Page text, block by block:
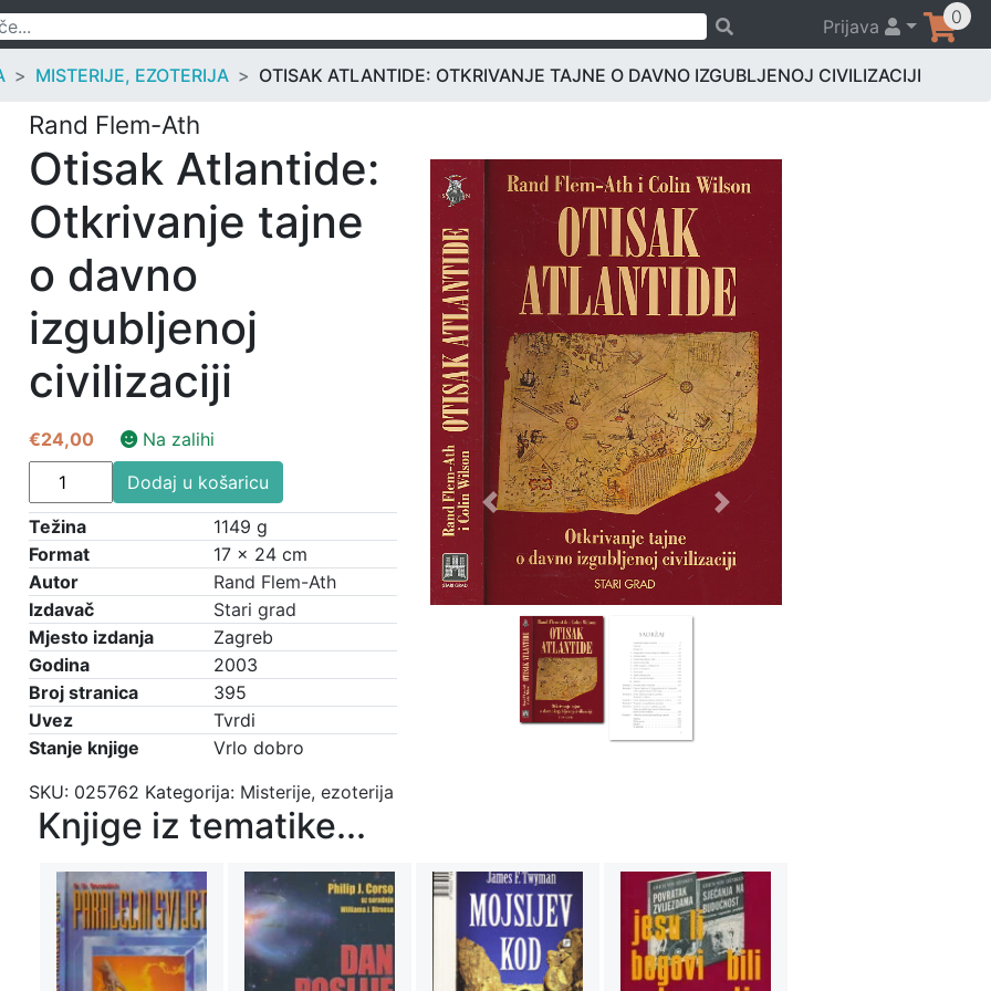
Prijava 0
MISTERIJE, EZOTERIJA OTISAK ATLANTIDE: OTKRIVANJE TAJNE O DAVNO IZGUBLJENOJ CIVILIZACIJI
Rand Flem-Ath
Otisak Atlantide:
Otkrivanje tajne
o davno
izgubljenoj
civilizaciji
€24,00
Na zalihi
Otisak
Atlantide:
Otkrivanje
tajne
o
davno
izgubljenoj
civilizaciji
količina
Dodaj u košaricu
Težina
1149 g
Format
17 × 24 cm
Autor
Rand Flem-Ath
Izdavač
Stari grad
Mjesto izdanja
Zagreb
Godina
2003
Broj stranica
395
Uvez
Tvrdi
Stanje knjige
Vrlo dobro
SKU: 025762 Kategorija: Misterije, ezoterija
Previous Next
Knjige iz tematike...